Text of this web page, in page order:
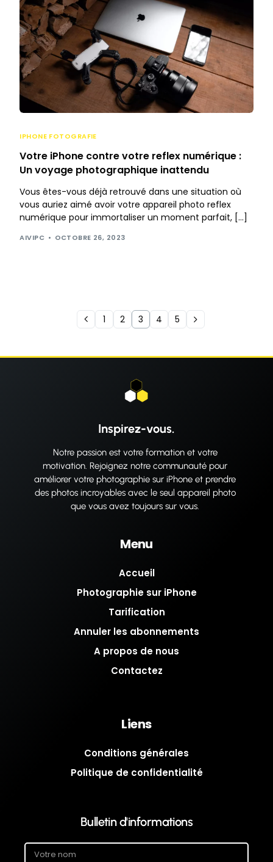
IPHONE FOTOGRAFIE
Votre iPhone contre votre reflex numérique :
Un voyage photographique inattendu
Vous êtes-vous déjà retrouvé dans une situation où
vous auriez aimé avoir votre appareil photo reflex
numérique pour immortaliser un moment parfait, […]
AIVIPC OCTOBRE 26, 2023
1 2 3 4 5
Inspirez-vous.
Notre passion est votre formation et votre
motivation. Rejoignez notre communauté pour
améliorer votre photographie sur iPhone et prendre
des photos incroyables avec le seul appareil photo
que vous avez toujours sur vous.
Menu
Accueil
Photographie sur iPhone
Tarification
Annuler les abonnements
A propos de nous
Contactez
Liens
Conditions générales
Politique de confidentialité
Bulletin d'informations